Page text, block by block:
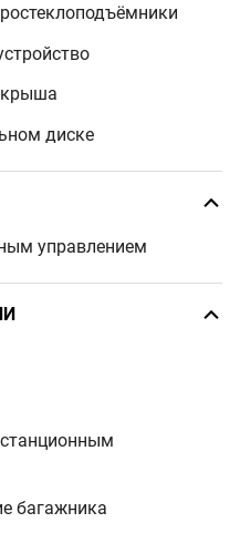
крыша
диске
управлением
багажника